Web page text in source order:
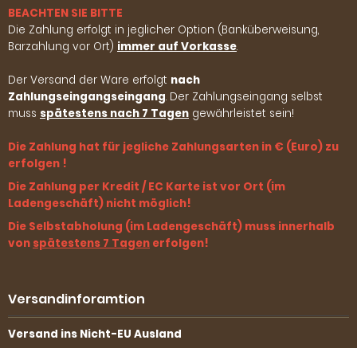
BEACHTEN SIE BITTE
Die Zahlung erfolgt in jeglicher Option (Banküberweisung,
Barzahlung vor Ort) immer auf Vorkasse.
Der Versand der Ware erfolgt nach
Zahlungseingangseingang. Der Zahlungseingang selbst
muss spätestens nach 7 Tagen gewährleistet sein!
Die Zahlung hat für jegliche Zahlungsarten in € (Euro) zu
erfolgen !
Die Zahlung per Kredit / EC Karte ist vor Ort (im
Ladengeschäft) nicht möglich!
Die Selbstabholung (im Ladengeschäft) muss innerhalb
von spätestens 7 Tagen erfolgen!
Versandinforamtion
Versand ins Nicht-EU Ausland